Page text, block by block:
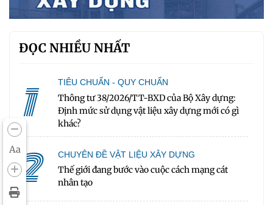
Aa
ĐỌC NHIỀU NHẤT
1 TIÊU CHUẨN - QUY CHUẨN
Thông tư 38/2026/TT-BXD của Bộ Xây dựng:
Định mức sử dụng vật liệu xây dựng mới có gì
khác?
2 CHUYÊN ĐỀ VẬT LIỆU XÂY DỰNG
Thế giới đang bước vào cuộc cách mạng cát
nhân tạo